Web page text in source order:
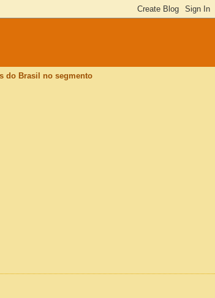
do Brasil no segmento